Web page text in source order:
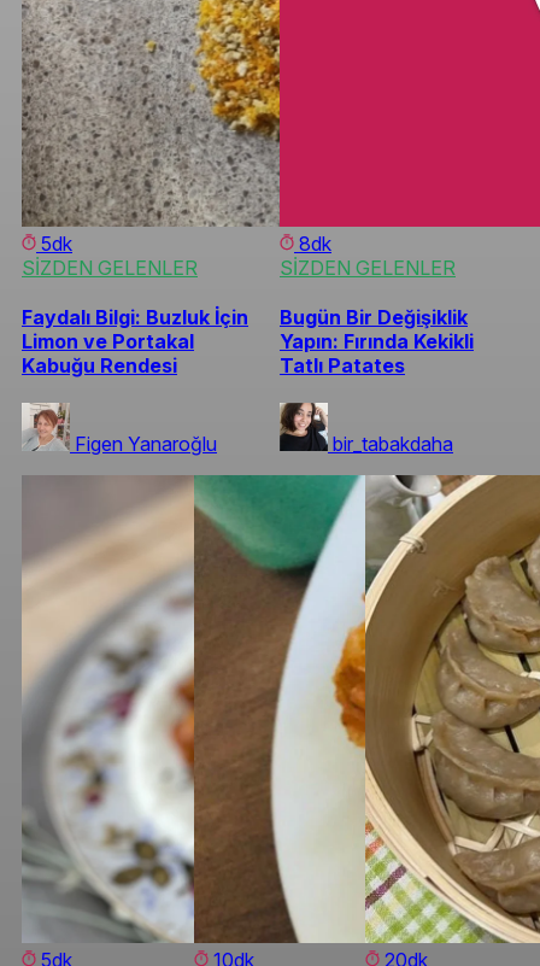
5dk
SİZDEN GELENLER
Faydalı Bilgi: Buzluk İçin
Limon ve Portakal
Kabuğu Rendesi
Figen Yanaroğlu
8dk
SİZDEN GELENLER
Bugün Bir Değişiklik
Yapın: Fırında Kekikli
Tatlı Patates
bir_tabakdaha
5dk 10dk 20dk